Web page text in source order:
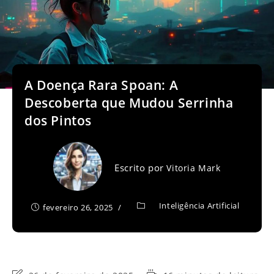
A Doença Rara Spoan: A
Descoberta que Mudou Serrinha
dos Pintos
Escrito porVitoria Mark
fevereiro 26, 2025 Inteligência Artificial